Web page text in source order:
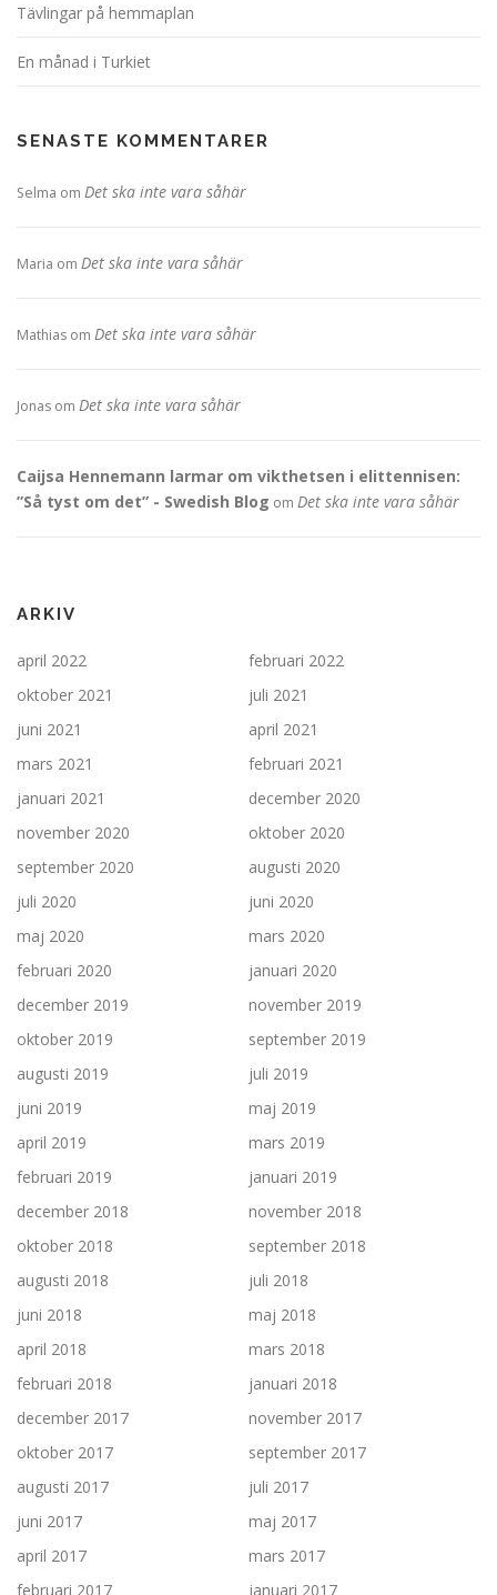
Tävlingar på hemmaplan
En månad i Turkiet
SENASTE KOMMENTARER
Selma om Det ska inte vara såhär
Maria om Det ska inte vara såhär
Mathias om Det ska inte vara såhär
Jonas om Det ska inte vara såhär
Caijsa Hennemann larmar om vikthetsen i elittennisen:
”Så tyst om det” - Swedish Blog om Det ska inte vara såhär
ARKIV
april 2022
februari 2022
oktober 2021
juli 2021
juni 2021
april 2021
mars 2021
februari 2021
januari 2021
december 2020
november 2020
oktober 2020
september 2020
augusti 2020
juli 2020
juni 2020
maj 2020
mars 2020
februari 2020
januari 2020
december 2019
november 2019
oktober 2019
september 2019
augusti 2019
juli 2019
juni 2019
maj 2019
april 2019
mars 2019
februari 2019
januari 2019
december 2018
november 2018
oktober 2018
september 2018
augusti 2018
juli 2018
juni 2018
maj 2018
april 2018
mars 2018
februari 2018
januari 2018
december 2017
november 2017
oktober 2017
september 2017
augusti 2017
juli 2017
juni 2017
maj 2017
april 2017
mars 2017
februari 2017
januari 2017